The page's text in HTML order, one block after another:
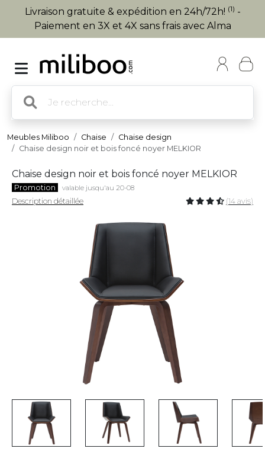
Livraison gratuite & expédition en 24h/72h! (1) -
Paiement en 3X et 4X sans frais avec Alma
Meubles Miliboo Chaise
Chaise design
Chaise design noir et bois foncé noyer MELKIOR
Chaise design noir et bois foncé noyer MELKIOR
Promotion valable jusqu'au 20-08
Description détaillée (14 avis)